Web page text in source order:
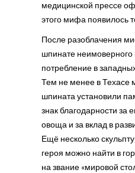
медицинской прессе
этого мифа появилось
После разоблачения
шпинате неимоверного
потребление в
Тем не менее в Техасе
шпината установили
знак благодарности за
овоща и за вклад в
Ещё несколько
героя можно найти в
на звание «мировой